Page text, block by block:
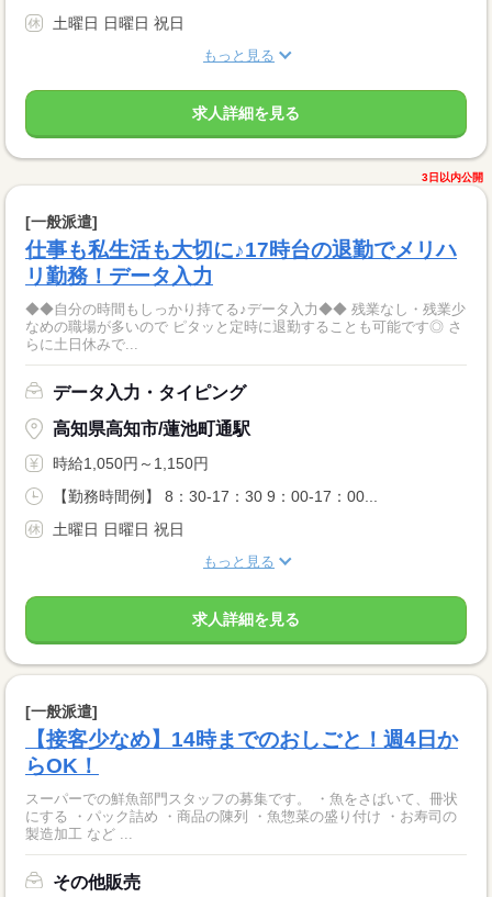
土曜日 日曜日 祝日
もっと見る
求人詳細を見る
3日以内公開
[一般派遣]
仕事も私生活も大切に♪17時台の退勤でメリハ
リ勤務！データ入力
◆◆自分の時間もしっかり持てる♪データ入力◆◆ 残業なし・残業少
なめの職場が多いので ピタッと定時に退勤することも可能です◎ さ
らに土日休みで...
データ入力・タイピング
高知県高知市/蓮池町通駅
時給1,050円～1,150円
【勤務時間例】 8：30-17：30 9：00-17：00...
土曜日 日曜日 祝日
もっと見る
求人詳細を見る
[一般派遣]
【接客少なめ】14時までのおしごと！週4日か
らOK！
スーパーでの鮮魚部門スタッフの募集です。 ・魚をさばいて、冊状
にする ・パック詰め ・商品の陳列 ・魚惣菜の盛り付け ・お寿司の
製造加工 など ...
その他販売